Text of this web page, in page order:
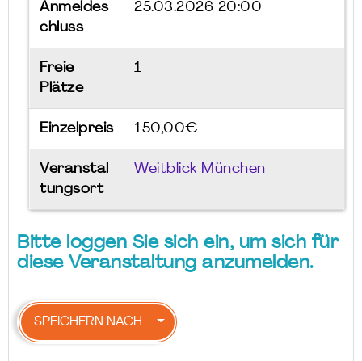
Anmeldes
chluss
25.03.2026 20:00
Freie
Plätze
1
Einzelpreis 150,00€
Veranstal
tungsort
Weitblick München
Bitte loggen Sie sich ein, um sich für
diese Veranstaltung anzumelden.
SPEICHERN NACH